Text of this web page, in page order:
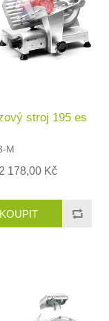
stroj 195 es
M
178,00 Kč